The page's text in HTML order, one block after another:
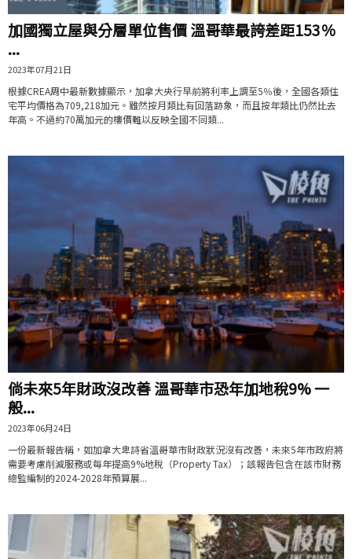
加國獨立屋與分層單位售價 溫哥華最誇差距153％
...
2023年07月21日
根據CREA周中最新數據顯示，加拿大央行早前將利率上調至5％後，全國各類住
宅平均價格為709,218加元。雖然按月類比有回落跡象，而且按年類比仍然比去
年高。不過約70萬加元的樓價難以反映全國不同類...
倘未來5年財政沒改善 溫哥華市恐年加地稅9% 一
般...
2023年06月24日
一份最新報告稱，如加拿大卑詩省溫哥華市財政狀況沒有改善，未來5年市政府將
需要考慮削減服務或每年提高9%地稅（Property Tax）；該報告包含在該市財務
總監編制的2024-2028年預算展...